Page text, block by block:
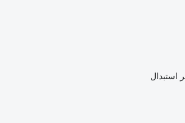
استبدال